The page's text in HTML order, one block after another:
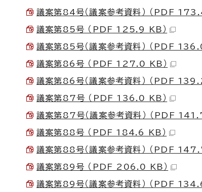
議案第84号（議案参考資料） （PDF
議案第85号 （PDF 125.9 KB）
議案第85号（議案参考資料） （PDF
議案第86号 （PDF 127.0 KB）
議案第86号（議案参考資料） （PDF
議案第87号 （PDF 136.0 KB）
議案第87号（議案参考資料） （PDF
議案第88号 （PDF 184.6 KB）
議案第88号（議案参考資料） （PDF
議案第89号 （PDF 206.0 KB）
議案第89号（議案参考資料） （PDF